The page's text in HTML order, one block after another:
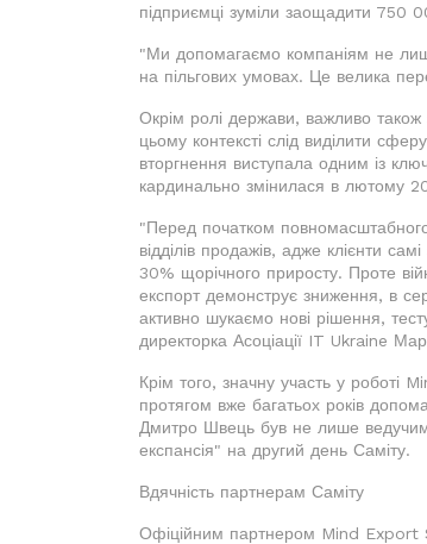
підприємці зуміли заощадити 750
"Ми допомагаємо компаніям не
на пільгових умовах. Це велика
Окрім ролі держави, важливо також
цьому контексті слід виділити
вторгнення виступала одним із
кардинально змінилася в лютому
"Перед початком
відділів продажів, адже клієнти
30% щорічного приросту. Проте
експорт демонструє зниження, в
активно шукаємо нові рішення,
директорка Асоціації IT Ukraine
Крім того, значну участь у
протягом вже багатьох років
Дмитро Швець був не лише ведучим
експансія" на другий день Саміту.
Вдячність партнерам Саміту
Офіційним партнером Mind Export